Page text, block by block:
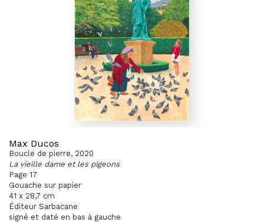
Max Ducos
Boucle de pierre, 2020
La vieille dame et les pigeons
Page 17
Gouache sur papier
41 x 28,7 cm
Éditeur Sarbacane
signé et daté en bas à gauche